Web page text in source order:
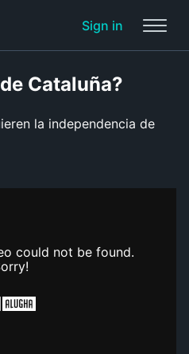
Sign in
Cataluña?
la independencia de
could not be found.